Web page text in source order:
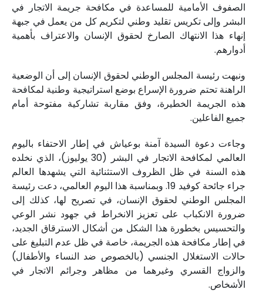
الصفوف الأمامية للمساعدة في مكافحة جريمة الاتجار في
البشر وإلى تكريس تقليد وطني لتكريم كل من يعمل في جبهة
إنهاء هذا الانتهاك الصارخ لحقوق الإنسان والاعتراف بأهمية
أدوارهم.
ونبهت رئيسة المجلس الوطني لحقوق الإنسان إلى أن الوضعية
الراهنة تحتم ضرورة الإسراع بوضع استراتيجية وطنية لمكافحة
هذه الجريمة الخطيرة، وفق مقاربة تشاركية مفتوحة أمام
جميع الفاعلين.
وجاءت دعوة السيدة آمنة بوعياش في إطار الاحتفاء باليوم
العالمي لمكافحة الاتجار في البشر (30 يوليوز)، الذي نخلده
هذه السنة في ظل الظروف الاستثنائية التي يشهدها العالم
جراء جائحة كوفيد 19. وبمناسبة هذا اليوم العالمي، دعت رئيسة
المجلس الوطني لحقوق الإنسان، في تصريح لها، كذلك إلى
ضرورة الانكباب على تعزيز الانخراط في جهود نشر الوعي
والتحسيس بخطورة هذا الشكل من أشكال الاسترقاق الجديد،
في إطار مكافحة هذه الجريمة، خاصة في ظل عدم التبليغ على
حالات الاستغلال الجنسي (بالخصوص ضد النساء والأطفال)
والزواج القسري وغيرهما من مظاهر وجرائم الاتجار في
الأشخاص.